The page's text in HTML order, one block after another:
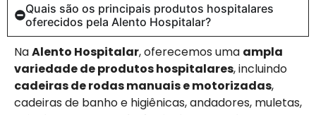
Quais são os principais produtos hospitalares
oferecidos pela Alento Hospitalar?
NaAlento Hospitalar, oferecemos uma ampla
variedade de produtos hospitalares, incluindo
cadeiras de rodas manuais e motorizadas,
cadeiras de banho e higiênicas, andadores, muletas,